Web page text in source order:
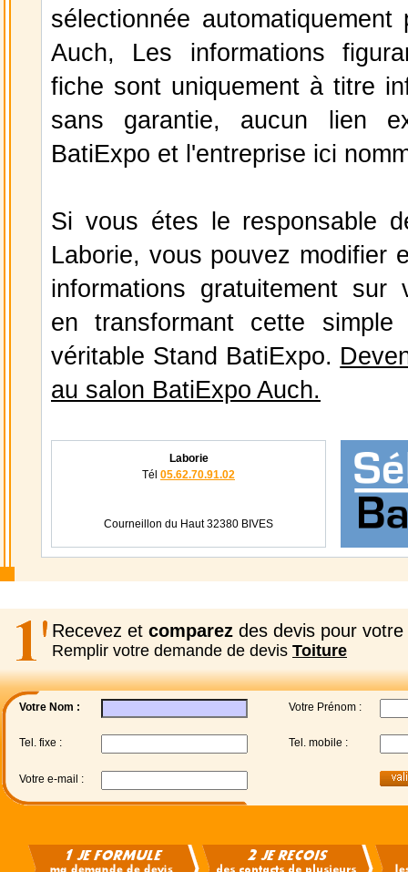
sélectionnée automatiquement
Auch, Les informations
fiche sont uniquement à titre
sans garantie, aucun lien
BatiExpo et l'entreprise ici
Si vous étes le responsable
Laborie, vous pouvez modifier
informations gratuitement sur
en transformant cette
véritable Stand BatiExpo.
au salon BatiExpo Auch.
Laborie
Tél 05.62.70.91.02
Courneillon du Haut 32380 BIVES
Recevez et comparez des devis pour votre
Remplir votre demande de devis Toiture
Votre Nom : Votre Prénom :
Tel. fixe : Tel. mobile :
Votre e-mail :